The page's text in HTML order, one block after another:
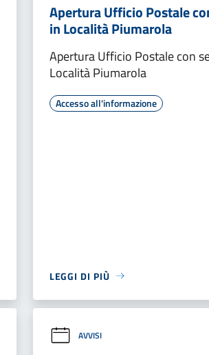
Apertura Ufficio Postale
in Località Piumarola
Apertura Ufficio Postale con
Località Piumarola
Accesso all'informazione
LEGGI DI PIÙ
AVVISI